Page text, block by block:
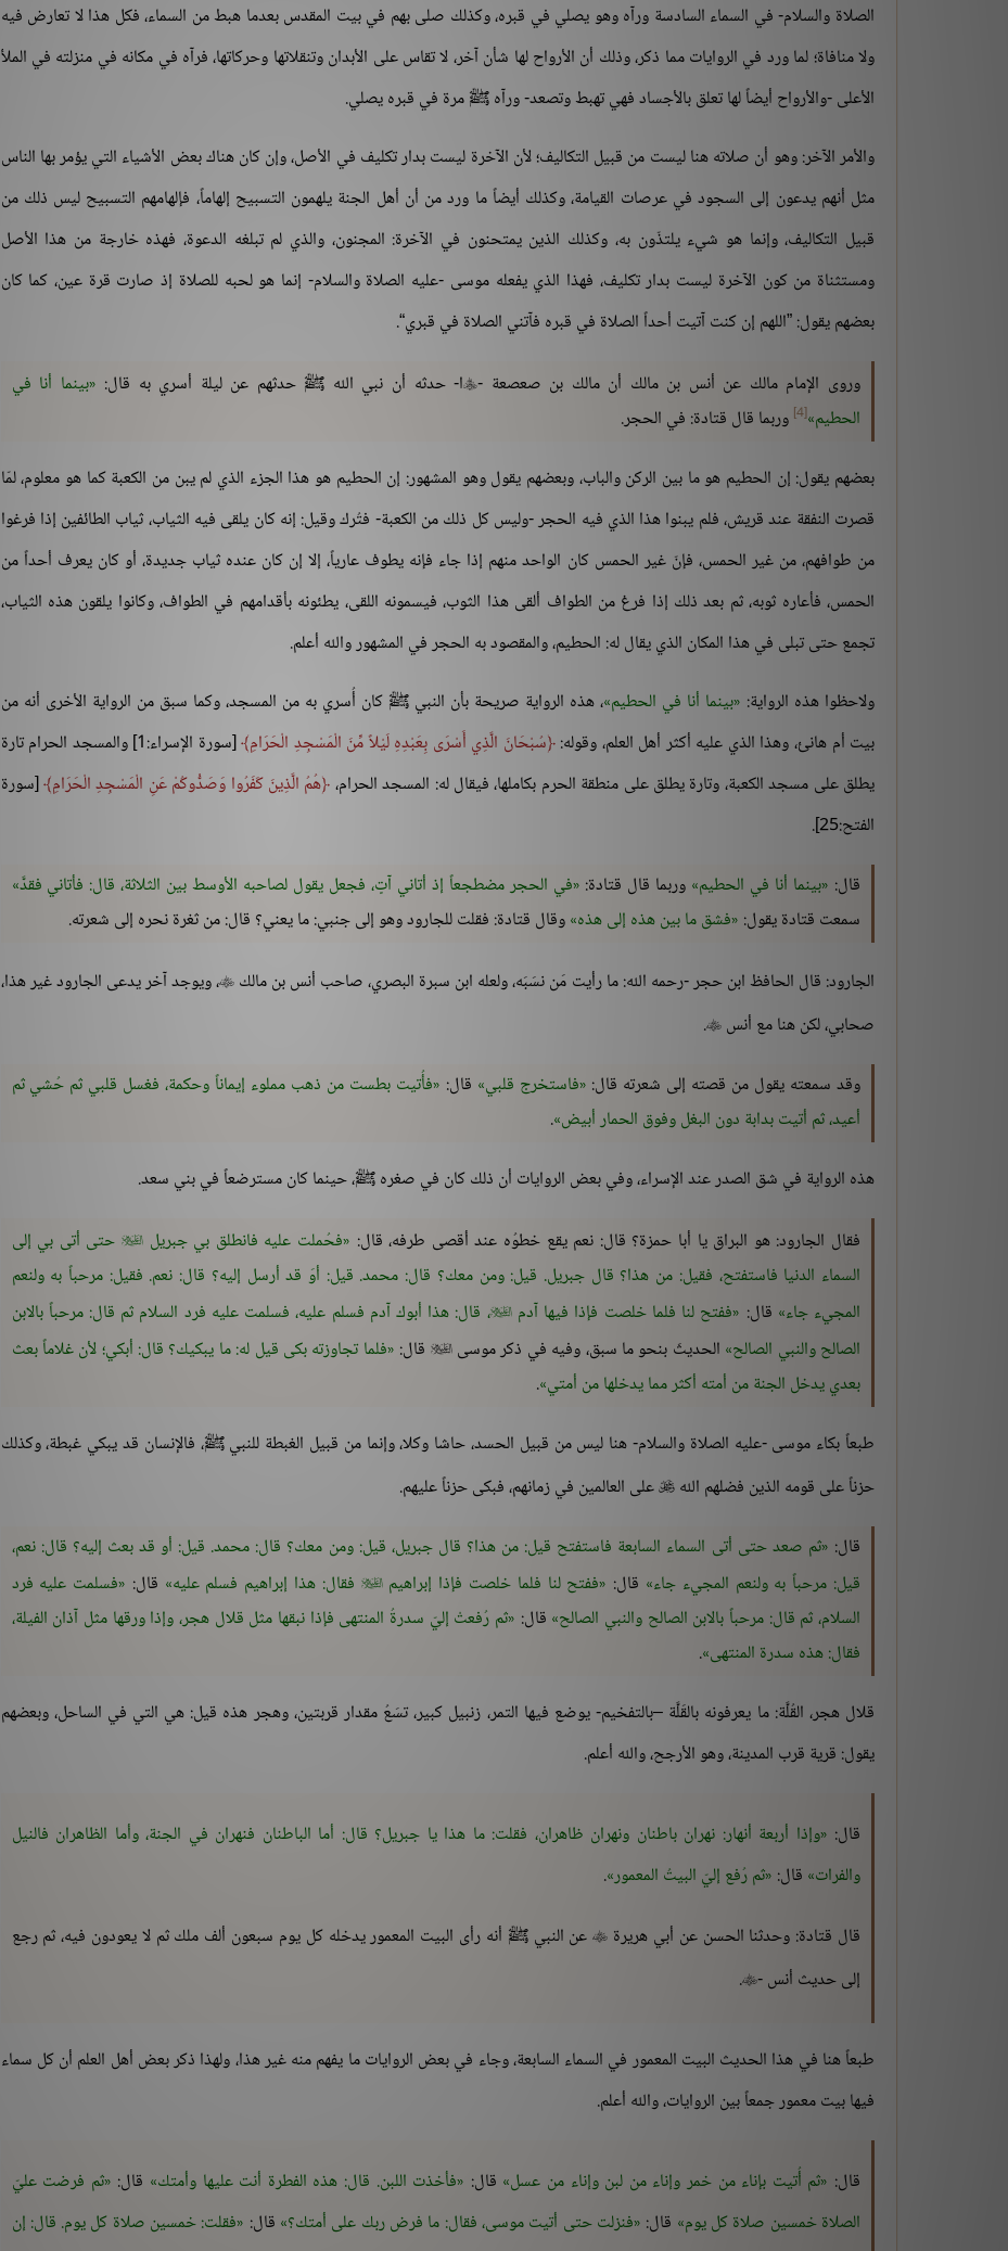
الصلاة والسلام- في السماء السادسة ورآه وهو يصلي في قبره، وكذلك صلى بهم في بيت المقدس بعدما هبط من السماء، فكل هذا لا تعارض فيه
ولا منافاة؛ لما ورد في الروايات مما ذكر، وذلك أن الأرواح لها شأن آخر، لا تقاس على الأبدان وتنقلاتها وحركاتها، فرآه في مكانه في منزلته في الملأ
الأعلى -والأرواح أيضاً لها تعلق بالأجساد فهي تهبط وتصعد- ورآه ﷺ مرة في قبره يصلي.
والأمر الآخر: وهو أن صلاته هنا ليست من قبيل التكاليف؛ لأن الآخرة ليست بدار تكليف في الأصل، وإن كان هناك بعض الأشياء التي يؤمر بها الناس
مثل أنهم يدعون إلى السجود في عرصات القيامة، وكذلك أيضاً ما ورد من أن أهل الجنة يلهمون التسبيح إلهاماً، فإلهامهم التسبيح ليس ذلك من
قبيل التكاليف، وإنما هو شيء يلتذّون به، وكذلك الذين يمتحنون في الآخرة: المجنون، والذي لم تبلغه الدعوة، فهذه خارجة من هذا الأصل
ومستثناة من كون الآخرة ليست بدار تكليف، فهذا الذي يفعله موسى -عليه الصلاة والسلام- إنما هو لحبه للصلاة إذ صارت قرة عين، كما كان
بعضهم يقول: ”اللهم إن كنت آتيت أحداً الصلاة في قبره فآتني الصلاة في قبري“.
وروى الإمام مالك عن أنس بن مالك أن مالك بن صعصعة -ا- حدثه أن نبي الله ﷺ حدثهم عن ليلة أسري به قال: بينما أنا في
الحطيم [4] وربما قال قتادة: في الحجر.
بعضهم يقول: إن الحطيم هو ما بين الركن والباب، وبعضهم يقول وهو المشهور: إن الحطيم هو هذا الجزء الذي لم يبن من الكعبة كما هو معلوم، لمّا
قصرت النفقة عند قريش، فلم يبنوا هذا الذي فيه الحجر -وليس كل ذلك من الكعبة- فتُرك وقيل: إنه كان يلقى فيه الثياب، ثياب الطائفين إذا فرغوا
من طوافهم، من غير الحمس، فإنّ غير الحمس كان الواحد منهم إذا جاء فإنه يطوف عارياً، إلا إن كان عنده ثياب جديدة، أو كان يعرف أحداً من
الحمس، فأعاره ثوبه، ثم بعد ذلك إذا فرغ من الطواف ألقى هذا الثوب، فيسمونه اللقى، يطئونه بأقدامهم في الطواف، وكانوا يلقون هذه الثياب،
تجمع حتى تبلى في هذا المكان الذي يقال له: الحطيم، والمقصود به الحجر في المشهور والله أعلم.
ولاحظوا هذه الرواية: بينما أنا في الحطيم ، هذه الرواية صريحة بأن النبي ﷺ كان أُسري به من المسجد، وكما سبق من الرواية الأخرى أنه من
بيت أم هانئ، وهذا الذي عليه أكثر أهل العلم، وقوله: سُبْحَانَ الَّذِي أَسْرَى بِعَبْدِهِ لَيْلاً مِّنَ الْمَسْجِدِ الْحَرَامِ
[سورة الإسراء:1] والمسجد الحرام تارة
يطلق على مسجد الكعبة، وتارة يطلق على منطقة الحرم بكاملها، فيقال له: المسجد الحرام، هُمُ الَّذِينَ كَفَرُوا وَصَدُّوكُمْ عَنِ الْمَسْجِدِ الْحَرَامِ [سورة
الفتح:25].
قال: بينما أنا في الحطيم وربما قال قتادة: في الحجر مضطجعاً إذ أتاني آتٍ، فجعل يقول لصاحبه الأوسط بين الثلاثة، قال: فأتاني فقدَّ
سمعت قتادة يقول: فشق ما بين هذه إلى هذه وقال قتادة: فقلت للجارود وهو إلى جنبي: ما يعني؟ قال: من ثغرة نحره إلى شعرته.
الجارود: قال الحافظ ابن حجر -رحمه الله: ما رأيت مَن نسَبَه، ولعله ابن سبرة البصري، صاحب أنس بن مالك، ويوجد آخر يدعى الجارود غير هذا،
صحابي، لكن هنا مع أنس 
.
وقد سمعته يقول من قصته إلى شعرته قال: فاستخرج قلبي قال: فأُتيت بطست من ذهب مملوء إيماناً وحكمة، فغسل قلبي ثم حُشي ثم
أعيد، ثم أتيت بدابة دون البغل وفوق الحمار أبيض .
هذه الرواية في شق الصدر عند الإسراء، وفي بعض الروايات أن ذلك كان في صغره ﷺ، حينما كان مسترضعاً في بني سعد.
فقال الجارود: هو البراق يا أبا حمزة؟ قال: نعم يقع خطوُه عند أقصى طرفه، قال: فحُملت عليه فانطلق بي جبريل حتى أتى بي إلى
السماء الدنيا فاستفتح، فقيل: من هذا؟ قال جبريل. قيل: ومن معك؟ قال: محمد. قيل: أوَ قد أرسل إليه؟ قال: نعم. فقيل: مرحباً به ولنعم
المجيء جاء قال: ففتح لنا فلما خلصت فإذا فيها آدم، قال: هذا أبوك آدم فسلم عليه، فسلمت عليه فرد السلام ثم قال: مرحباً بالابن
الصالح والنبي الصالح الحديثَ بنحو ما سبق، وفيه في ذكر موسى قال: فلما تجاوزته بكى قيل له: ما يبكيك؟ قال: أبكي؛ لأن غلاماً بعث
بعدي يدخل الجنة من أمته أكثر مما يدخلها من أمتي .
طبعاً بكاء موسى -عليه الصلاة والسلام- هنا ليس من قبيل الحسد، حاشا وكلا، وإنما من قبيل الغبطة للنبي ﷺ، فالإنسان قد يبكي غبطة، وكذلك
حزناً على قومه الذين فضلهم الله  على العالمين في زمانهم، فبكى حزناً عليهم.
قال: ثم صعد حتى أتى السماء السابعة فاستفتح قيل: من هذا؟ قال جبريل، قيل: ومن معك؟ قال: محمد. قيل: أو قد بعث إليه؟ قال: نعم،
قيل: مرحباً به ولنعم المجيء جاء قال: ففتح لنا فلما خلصت فإذا إبراهيم فقال: هذا إبراهيم فسلم عليه قال: فسلمت عليه فرد
السلام، ثم قال: مرحباً بالابن الصالح والنبي الصالح قال: ثم رُفعتْ إليّ سدرةُ المنتهى فإذا نبقها مثل قلال هجر، وإذا ورقها مثل آذان الفيلة،
فقال: هذه سدرة المنتهى .
قلال هجر، القُلَّة: ما يعرفونه بالقَلَّة –بالتفخيم- يوضع فيها التمر، زنبيل كبير، تسَعُ مقدار قربتين، وهجر هذه قيل: هي التي في الساحل، وبعضهم
يقول: قرية قرب المدينة، وهو الأرجح، والله أعلم.
قال: وإذا أربعة أنهار: نهران باطنان ونهران ظاهران، فقلت: ما هذا يا جبريل؟ قال: أما الباطنان فنهران في الجنة، وأما الظاهران فالنيل
والفرات قال: ثم رُفع إليّ البيتُ المعمور .
قال قتادة: وحدثنا الحسن عن أبي هريرة عن النبي ﷺ أنه رأى البيت المعمور يدخله كل يوم سبعون ألف ملك ثم لا يعودون فيه، ثم رجع
إلى حديث أنس -
.
طبعاً هنا في هذا الحديث البيت المعمور في السماء السابعة، وجاء في بعض الروايات ما يفهم منه غير هذا، ولهذا ذكر بعض أهل العلم أن كل سماء
فيها بيت معمور جمعاً بين الروايات، والله أعلم.
قال: ثم أُتيت بإناء من خمر وإناء من لبن وإناء من عسل قال: فأخذت اللبن. قال: هذه الفطرة أنت عليها وأمتك قال: ثم فرضت عليّ
الصلاة خمسين صلاة كل يوم قال: فنزلت حتى أتيت موسى، فقال: ما فرض ربك على أمتك؟ قال: فقلت: خمسين صلاة كل يوم. قال: إن